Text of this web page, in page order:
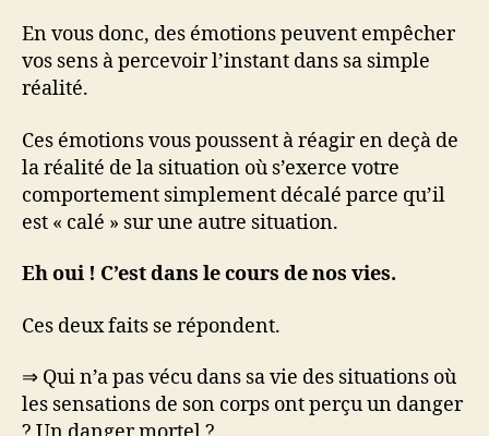
En vous donc, des émotions peuvent empêcher
vos sens à percevoir l’instant dans sa simple
réalité.
Ces émotions vous poussent à réagir en deçà de
la réalité de la situation où s’exerce votre
comportement simplement décalé parce qu’il
est « calé » sur une autre situation.
Eh oui ! C’est dans le cours de nos vies.
Ces deux faits se répondent.
⇒ Qui n’a pas vécu dans sa vie des situations où
les sensations de son corps ont perçu un danger